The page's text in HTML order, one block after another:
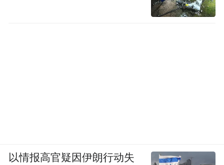
以情报高官疑因伊朗行动失